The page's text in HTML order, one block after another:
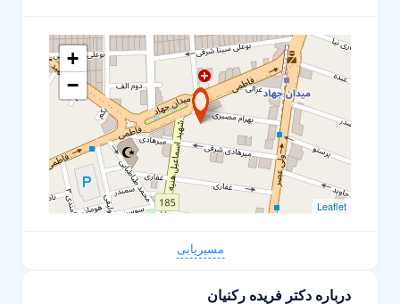
+
−
Leaflet
مسیریابی
درباره دکتر فریده رکنیان